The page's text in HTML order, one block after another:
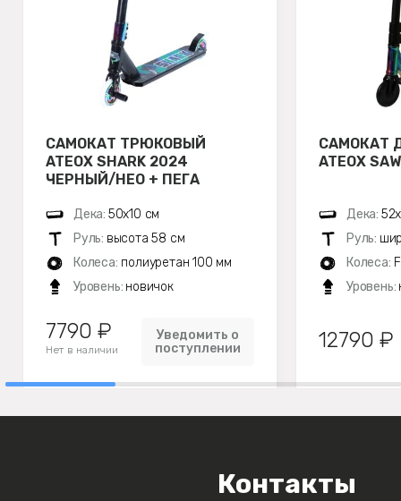
САМОКАТ ТРЮКОВЫЙ
ATEOX SHARK 2024
ЧЕРНЫЙ/НЕО + ПЕГА
Дека: 50х10 см
Руль: высота 58 см
Колеса: полиуретан 100 мм
Уровень: новичок
7790 ₽
Нет в наличии
Уведомить о
поступлении
САМОКАТ
ATEOX
Дека:
Руль:
Колеса:
Уровень:
12790 ₽
Контакты